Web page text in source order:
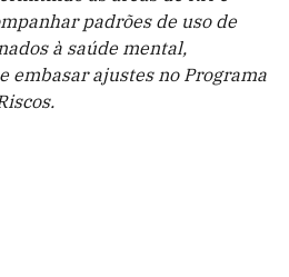
padrões de uso de
à saúde mental,
embasar ajustes no Programa